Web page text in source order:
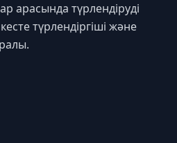
арасында түрлендіруді
түрлендіргіші және